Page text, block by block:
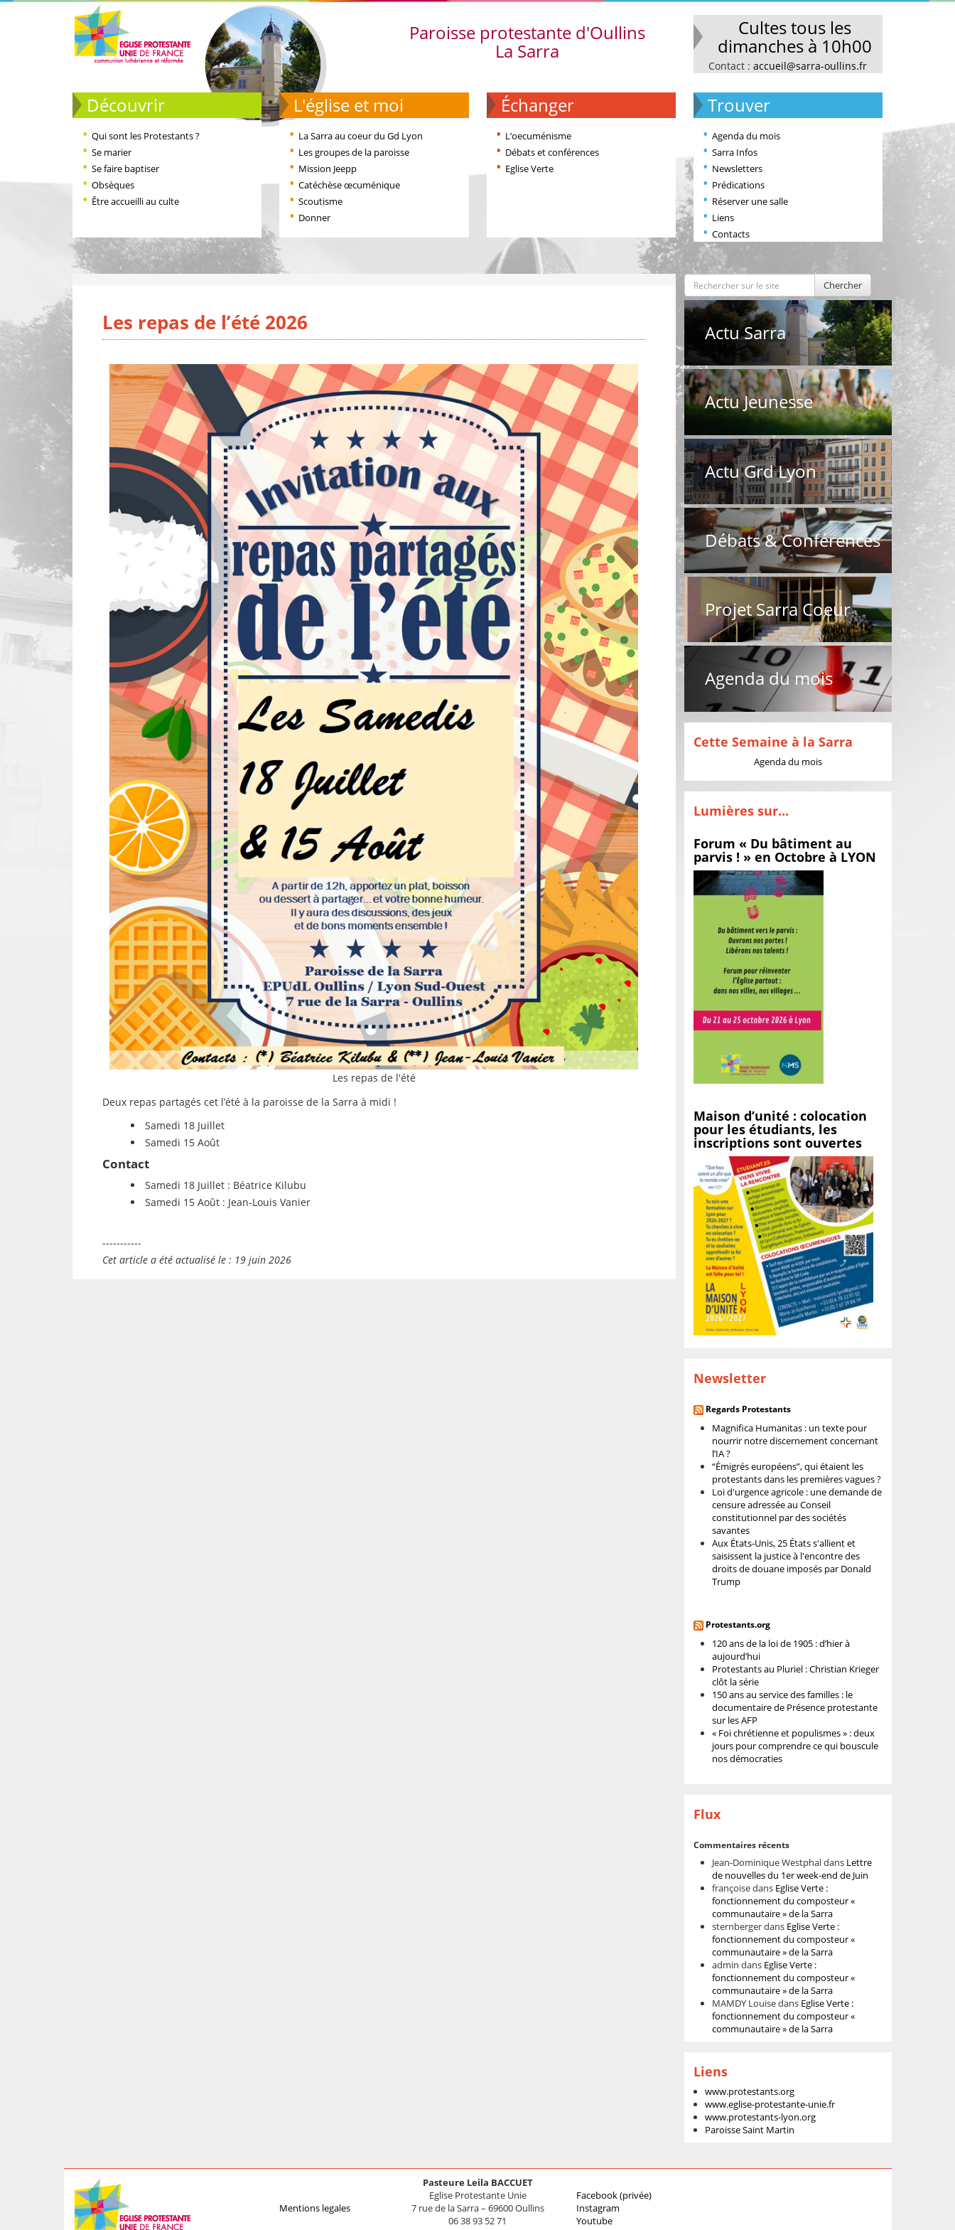
Paroisse protestante d'Oullins
La Sarra
Cultes tous les
dimanches à 10h00
Contact :accueil@sarra-oullins.fr
Découvrir
Qui sont les Protestants ?
Se marier
Se faire baptiser
Obsèques
Être accueilli au culte
L'église et moi
La Sarra au coeur du Gd Lyon
Les groupes de la paroisse
Mission Jeepp
Catéchèse œcuménique
Scoutisme
Donner
échanger
L’oecuménisme
Débats et conférences
Eglise Verte
Trouver
Agenda du mois
Sarra Infos
Newsletters
Prédications
Réserver une salle
Liens
Contacts
Les repas de l’été 2026
Les repas de l'été
Deux repas partagés cet l’été à la paroisse de la Sarra à midi !
Samedi 18 Juillet
Samedi 15 Août
Contact
Samedi 18 Juillet : Béatrice Kilubu
Samedi 15 Août : Jean-Louis Vanier
-----------
Cet article a été actualisé le : 19 juin 2026
Chercher
Actu Sarra
Actu Jeunesse
Actu Grd Lyon
Débats & Conférences
Projet Sarra Coeur
Agenda du mois
Cette Semaine à la Sarra
Agenda du mois
Lumières sur...
Forum « Du bâtiment au
parvis ! » en Octobre à LYON
Maison d’unité : colocation
pour les étudiants, les
inscriptions sont ouvertes
Newsletter
Regards Protestants
Magnifica Humanitas : un texte pour
nourrir notre discernement concernant
l’IA ?
“Émigrés européens”, qui étaient les
protestants dans les premières vagues ?
Loi d'urgence agricole : une demande de
censure adressée au Conseil
constitutionnel par des sociétés
savantes
Aux États-Unis, 25 États s'allient et
saisissent la justice à l'encontre des
droits de douane imposés par Donald
Trump
Protestants.org
120 ans de la loi de 1905 : d’hier à
aujourd’hui
Protestants au Pluriel : Christian Krieger
clôt la série
150 ans au service des familles : le
documentaire de Présence protestante
sur les AFP
« Foi chrétienne et populismes » : deux
jours pour comprendre ce qui bouscule
nos démocraties
Flux
Commentaires récents
Jean-Dominique Westphaldans Lettre
de nouvelles du 1er week-end de Juin
françoisedans Eglise Verte :
fonctionnement du composteur «
communautaire » de la Sarra
sternbergerdans Eglise Verte :
fonctionnement du composteur «
communautaire » de la Sarra
admin dans Eglise Verte :
fonctionnement du composteur «
communautaire » de la Sarra
MAMDY Louisedans Eglise Verte :
fonctionnement du composteur «
communautaire » de la Sarra
Liens
www.protestants.org
www.eglise-protestante-unie.fr
www.protestants-lyon.org
Paroisse Saint Martin
Mentions legales
Pasteure Leila BACCUET
Eglise Protestante Unie
7 rue de la Sarra – 69600 Oullins
06 38 93 52 71
Facebook (privée)
Instagram
Youtube